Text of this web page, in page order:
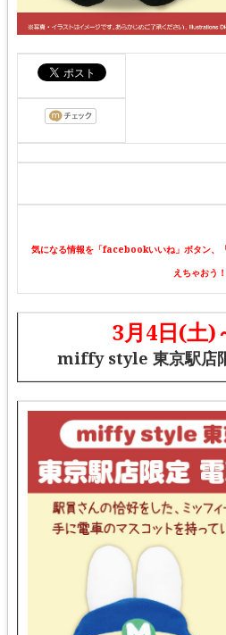
気になる情報を「facebookいいね」ボタン、
えちゃおう！
3月4日(土)
miffy style 東京駅